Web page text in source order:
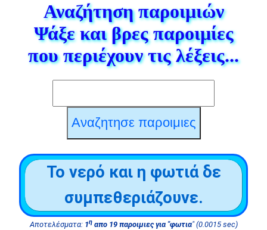
Αναζήτηση παροιμιών
Ψάξε και βρες παροιμίες
που περιέχουν τις λέξεις...
Το νερό και η φωτιά δε
συμπεθεριάζουνε.
Αποτελέσματα: 1ηαπο 19 παροιμιες για "φωτια" (0.0015 sec)